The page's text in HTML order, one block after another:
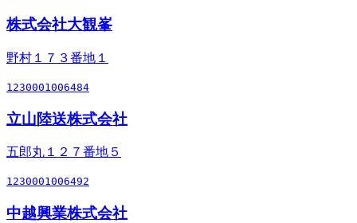
株式会社大観峯
野村１７３番地１
1230001006484
立山陸送株式会社
五郎丸１２７番地５
1230001006492
中越興業株式会社